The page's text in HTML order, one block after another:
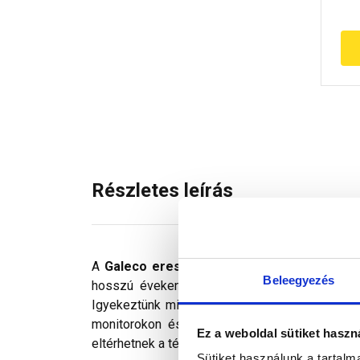
Beleegyezés
Ez a weboldal sütiket
Részletes leírás
A Galeco ereszcsatorna
innovatív
hosszú éveken át tartósan szép külsőt
Igyekeztünk minden technikailag lehetséges
monitorokon és telefonok kijelzőin
eltérhetnek a tényleges színektől.